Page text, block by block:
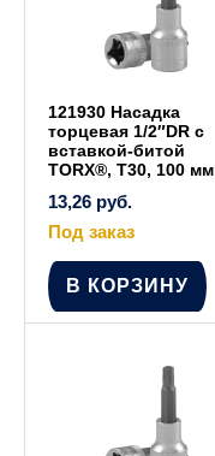
121930 Насадка
торцевая 1/2″DR с
вставкой-битой
TORX®, Т30, 100 мм
13,26 руб.
Под заказ
В КОРЗИНУ